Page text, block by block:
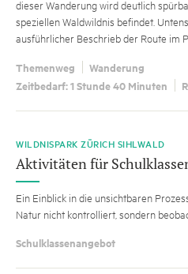
dieser Wanderung wird deutlich
speziellen Waldwildnis befindet.
ausführlicher Beschrieb der Route im
Themenweg
Wanderung
Zeitbedarf: 1 Stunde 40 Minuten
WILDNISPARK ZÜRICH SIHLWALD
Aktivitäten für
Ein Einblick in die unsichtbaren
Natur nicht kontrolliert, sondern
Schulklassenangebot